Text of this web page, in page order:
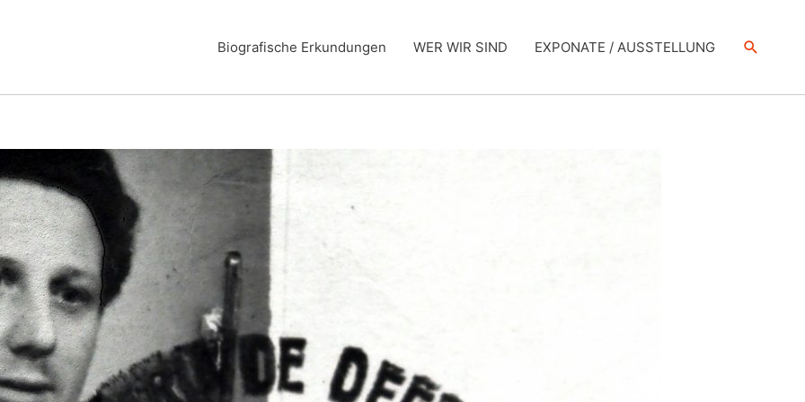
Biografische Erkundungen WER WIR SIND EXPONATE / AUSSTELLUNG Suche